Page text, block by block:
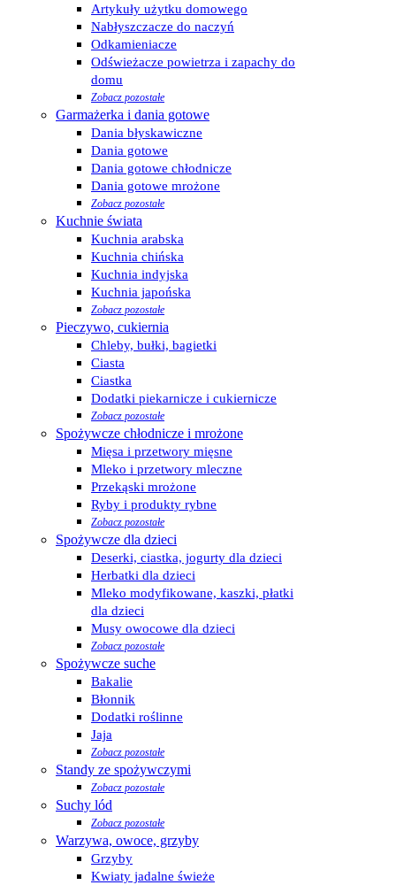
Artykuły użytku domowego
Nabłyszczacze do naczyń
Odkamieniacze
Odświeżacze powietrza i zapachy do
domu
Zobacz pozostałe
Garmażerka i dania gotowe
Dania błyskawiczne
Dania gotowe
Dania gotowe chłodnicze
Dania gotowe mrożone
Zobacz pozostałe
Kuchnie świata
Kuchnia arabska
Kuchnia chińska
Kuchnia indyjska
Kuchnia japońska
Zobacz pozostałe
Pieczywo, cukiernia
Chleby, bułki, bagietki
Ciasta
Ciastka
Dodatki piekarnicze i cukiernicze
Zobacz pozostałe
Spożywcze chłodnicze i mrożone
Mięsa i przetwory mięsne
Mleko i przetwory mleczne
Przekąski mrożone
Ryby i produkty rybne
Zobacz pozostałe
Spożywcze dla dzieci
Deserki, ciastka, jogurty dla dzieci
Herbatki dla dzieci
Mleko modyfikowane, kaszki, płatki
dla dzieci
Musy owocowe dla dzieci
Zobacz pozostałe
Spożywcze suche
Bakalie
Błonnik
Dodatki roślinne
Jaja
Zobacz pozostałe
Standy ze spożywczymi
Zobacz pozostałe
Suchy lód
Zobacz pozostałe
Warzywa, owoce, grzyby
Grzyby
Kwiaty jadalne świeże